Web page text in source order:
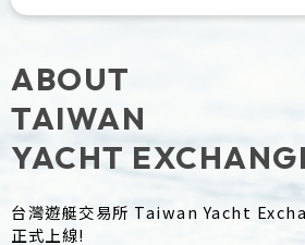
ABOUT
TAIWAN
YACHT
台灣遊艇交易所 Taiwan Yacht
正式上線!